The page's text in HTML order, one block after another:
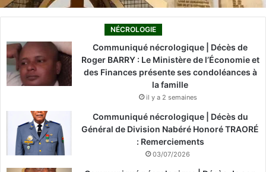
NÉCROLOGIE
Communiqué nécrologique | Décès de
Roger BARRY : Le Ministère de l’Économie et
des Finances présente ses condoléances à
la famille
il y a 2 semaines
Communiqué nécrologique | Décès du
Général de Division Nabéré Honoré TRAORÉ
: Remerciements
03/07/2026